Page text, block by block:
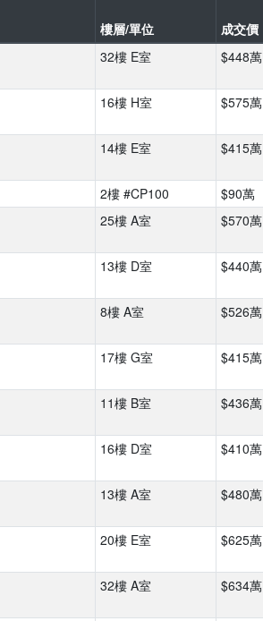
樓層/單位 成交價
32樓 E室 $448萬
16樓 H室 $575萬
14樓 E室 $415萬
2樓 #CP100 $90萬
25樓 A室 $570萬
13樓 D室 $440萬
8樓 A室 $526萬
17樓 G室 $415萬
11樓 B室 $436萬
16樓 D室 $410萬
13樓 A室 $480萬
20樓 E室 $625萬
32樓 A室 $634萬